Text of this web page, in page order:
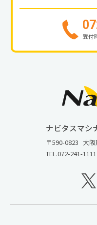
受付
ナビタスマシ
〒590-0823 大阪
TEL.072-241-1111